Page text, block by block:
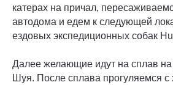
катерах на причал,
автодома и едем к следующей
ездовых экспедиционных собак
Далее желающие идут на сплав
Шуя. После сплава прогуляемся с